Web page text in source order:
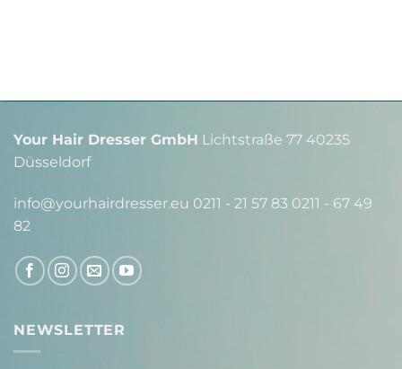
Your Hair Dresser GmbH Lichtstraße 77 40235
Düsseldorf
info@yourhairdresser.eu 0211 - 21 57 83 0211 - 67 49
82
NEWSLETTER